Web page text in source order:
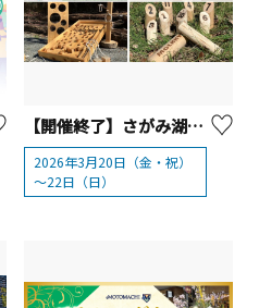
【開催終了】さがみ湖MORI MORI「スプリングフェスタ2026」
2026年3月20日（金・祝）
～22日（日）